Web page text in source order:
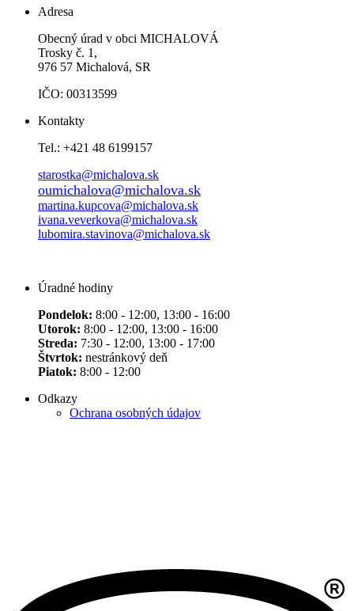
Adresa
Obecný úrad v obci MICHALOVÁ
Trosky č. 1,
976 57 Michalová, SR
IČO: 00313599
Kontakty
Tel.: +421 48 6199157
starostka@michalova.sk
oumichalova@michalova.sk
martina.kupcova@michalova.sk
ivana.veverkova@michalova.sk
lubomira.stavinova@michalova.sk
Úradné hodiny
Pondelok: 8:00 - 12:00, 13:00 - 16:00
Utorok: 8:00 - 12:00, 13:00 - 16:00
Streda: 7:30 - 12:00, 13:00 - 17:00
Štvrtok: nestránkový deň
Piatok: 8:00 - 12:00
Odkazy
Ochrana osobných údajov